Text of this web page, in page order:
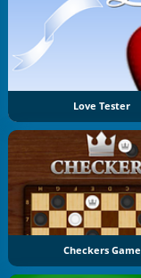
Love Tester
Checkers Game